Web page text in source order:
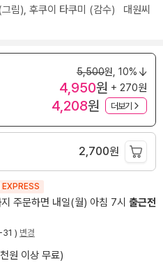
림), 후쿠이 타쿠미 (감수) 대원씨
5,500원, 10%
4,950원 + 270원
4,208원 더보기
2,700원
EXPRESS
주문하면 내일(월) 아침 7시 출근전
31 ) 변경
원 이상 무료)